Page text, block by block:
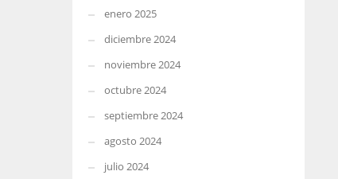
enero 2025
diciembre 2024
noviembre 2024
octubre 2024
septiembre 2024
agosto 2024
julio 2024